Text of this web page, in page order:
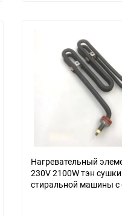
Нагревательный
230V 2100W тэн
стиральной машины с